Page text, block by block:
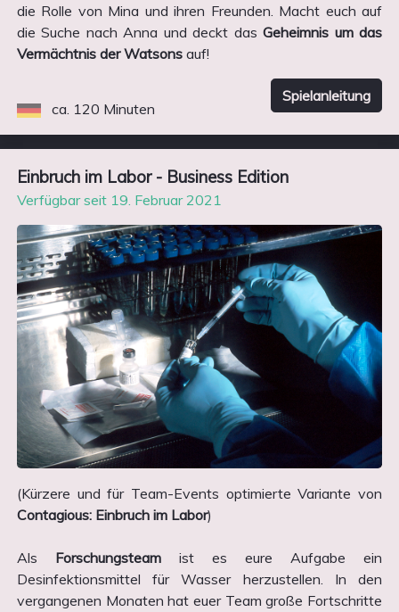
die Rolle von Mina und ihren Freunden. Macht euch auf
die Suche nach Anna und deckt dasGeheimnis um das
Vermächtnis der Watsons auf!
ca. 120 Minuten
Spielanleitung
Einbruch im Labor - Business Edition
Verfügbar seit 19. Februar 2021
(Kürzere und für Team-Events optimierte Variante von
Contagious: Einbruch im Labor)
Als Forschungsteam ist es eure Aufgabe ein
Desinfektionsmittel für Wasser herzustellen. In den
vergangenen Monaten hat euer Team große Fortschritte